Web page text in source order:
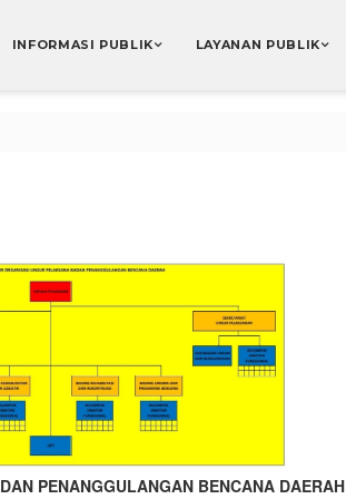
INFORMASI PUBLIK LAYANAN PUBLIK
PENANGGULANGAN BENCANA DAERAH